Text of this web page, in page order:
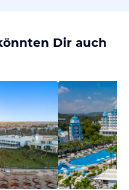
Dir auch